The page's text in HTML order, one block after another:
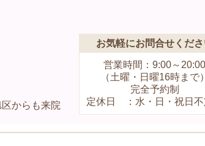
からも来院
お気軽にお問合せくだ
営業時間：9:00～20:00
（土曜・日曜16時まで
完全予約制
定休日 ：水・日・祝日不